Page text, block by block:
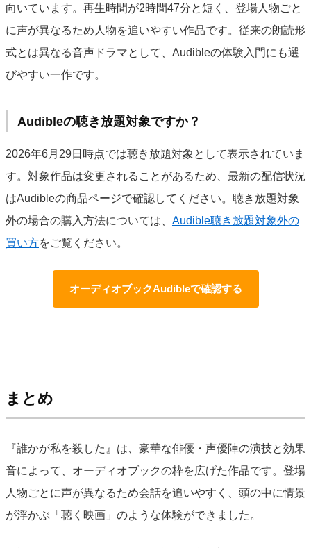
向いています。再生時間が2時間47分と短く、登場人物ごと
に声が異なるため人物を追いやすい作品です。従来の朗読形
式とは異なる音声ドラマとして、Audibleの体験入門にも選
びやすい一作です。
Audibleの聴き放題対象ですか？
2026年6月29日時点では聴き放題対象として表示されていま
す。対象作品は変更されることがあるため、最新の配信状況
はAudibleの商品ページで確認してください。聴き放題対象
外の場合の購入方法については、 Audible聴き放題対象外の
買い方をご覧ください。
オーディオブックAudibleで確認する
まとめ
『誰かが私を殺した』は、豪華な俳優・声優陣の演技と効果
音によって、オーディオブックの枠を広げた作品です。登場
人物ごとに声が異なるため会話を追いやすく、頭の中に情景
が浮かぶ「聴く映画」のような体験ができました。